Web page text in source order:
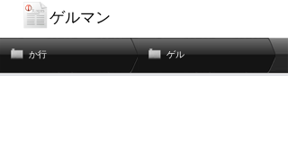
ゲルマン
か行 ゲル